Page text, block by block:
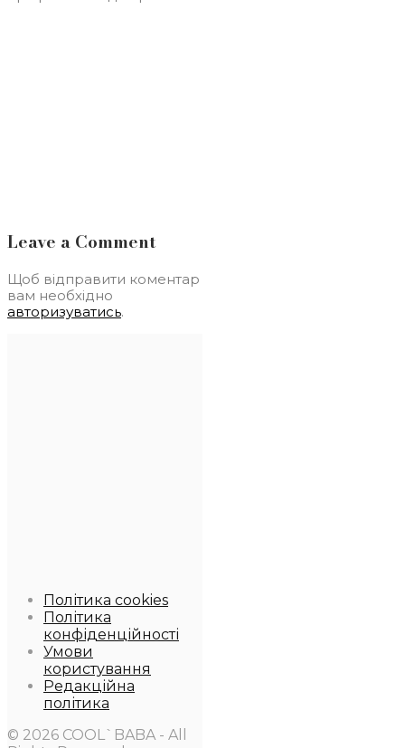
Leave a Comment
Щоб відправити коментар
вам необхідно
авторизуватись.
Політика cookies
Політика
конфіденційності
Умови
користування
Редакційна
політика
© 2026 COOL`BABA - All